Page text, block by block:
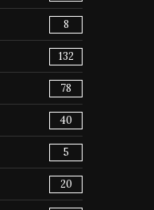
8
132
78
40
5
20